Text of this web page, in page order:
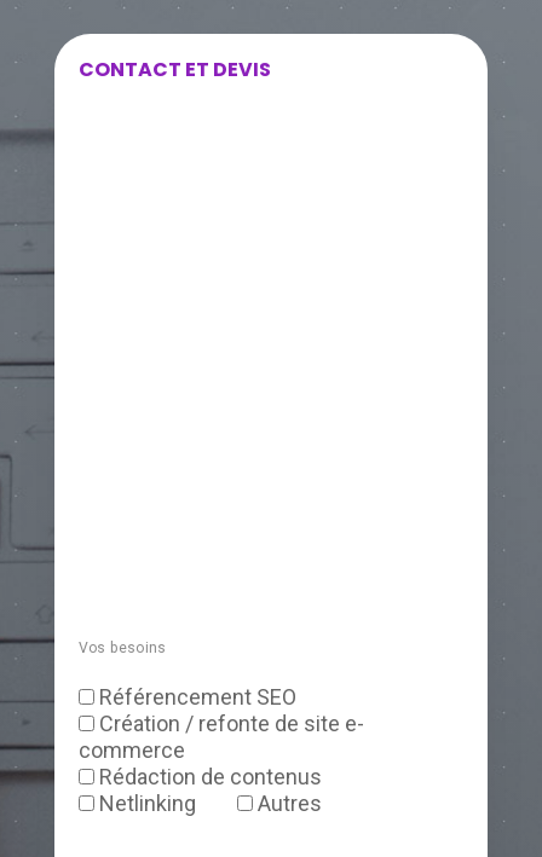
CONTACT ET DEVIS
Vos besoins
Référencement SEO
Création / refonte de site e-
commerce
Rédaction de contenus
Netlinking
Autres